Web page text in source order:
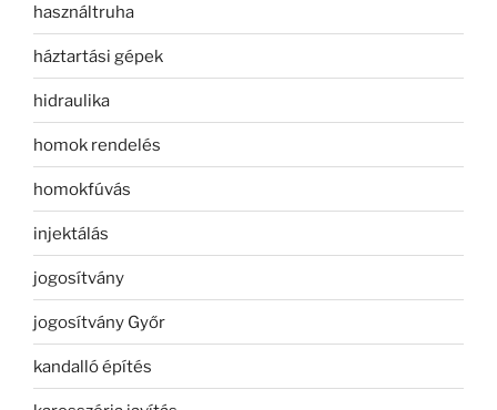
használtruha
háztartási gépek
hidraulika
homok rendelés
homokfúvás
injektálás
jogosítvány
jogosítvány Győr
kandalló építés